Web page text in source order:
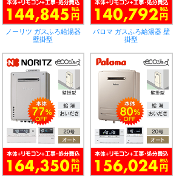
ノーリツ ガスふろ給湯器
壁掛型
パロマ ガスふろ給湯器 壁
掛型